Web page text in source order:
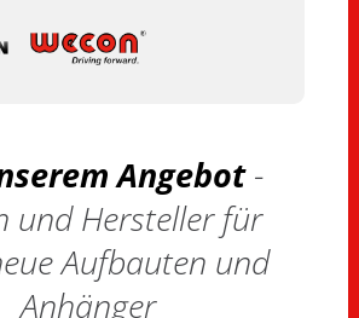
Angebot-
und Hersteller für
Aufbauten und
Anhänger